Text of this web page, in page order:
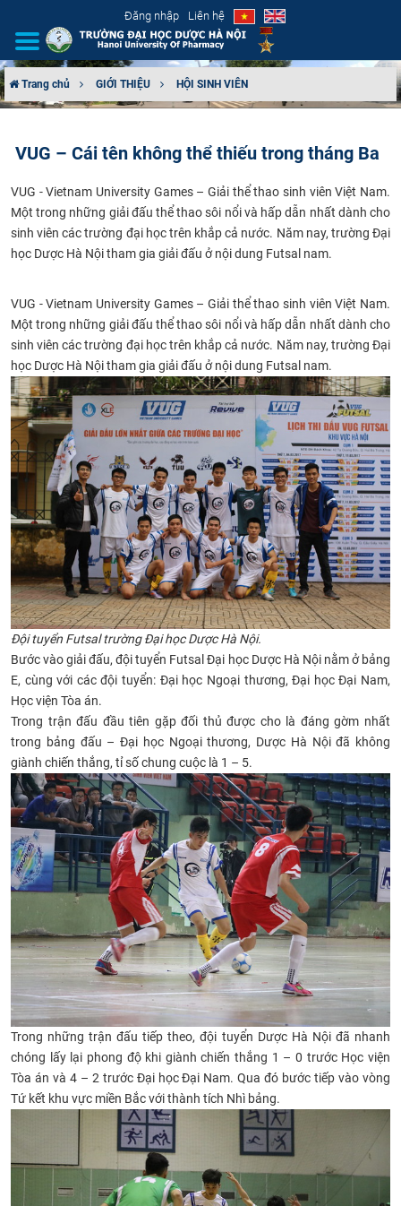
Đăng nhập Liên hệ
CƠ CẤU TỔ CHỨC
TUYỂN SINH
ĐÀO TẠO
ĐẢM BẢO CHẤT LƯỢNG
KHOA HỌC CÔNG NGHỆ
HTQT
CỰU NGƯỜI HỌC
Trang chủ GIỚI THIỆU HỘI SINH VIÊN
​VUG – Cái tên không thể thiếu trong tháng Ba
VUG - Vietnam University Games – Giải thể thao sinh viên Việt Nam.
Một trong những giải đấu thể thao sôi nổi và hấp dẫn nhất dành cho
sinh viên các trường đại học trên khắp cả nước. Năm nay, trường Đại
học Dược Hà Nội tham gia giải đấu ở nội dung Futsal nam.
VUG - Vietnam University Games – Giải thể thao sinh viên Việt Nam.
Một trong những giải đấu thể thao sôi nổi và hấp dẫn nhất dành cho
sinh viên các trường đại học trên khắp cả nước. Năm nay, trường Đại
học Dược Hà Nội tham gia giải đấu ở nội dung Futsal nam.
Đội tuyển Futsal trường Đại học Dược Hà Nội.
Bước vào giải đấu, đội tuyển Futsal Đại học Dược Hà Nội nằm ở bảng
E, cùng với các đội tuyển: Đại học Ngoại thương, Đại học Đại Nam,
Học viện Tòa án.
Trong trận đấu đầu tiên gặp đối thủ được cho là đáng gờm nhất
trong bảng đấu – Đại học Ngoại thương, Dược Hà Nội đã không
giành chiến thắng, tỉ số chung cuộc là 1 – 5.
Trong những trận đấu tiếp theo, đội tuyển Dược Hà Nội đã nhanh
chóng lấy lại phong độ khi giành chiến thắng 1 – 0 trước Học viện
Tòa án và 4 – 2 trước Đại học Đại Nam. Qua đó bước tiếp vào vòng
Tứ kết khu vực miền Bắc với thành tích Nhì bảng.